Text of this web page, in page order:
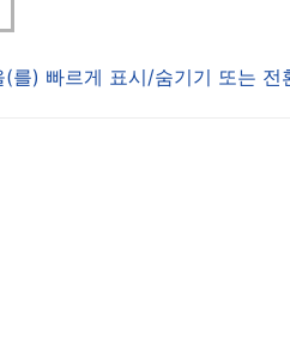
를) 빠르게 표시/숨기기 또는 전